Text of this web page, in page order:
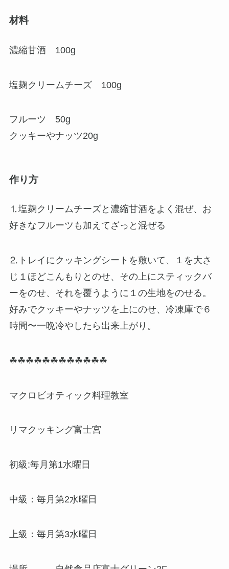
材料
濃縮甘酒 100g
塩麹クリームチーズ 100g
フルーツ 50g
クッキーやナッツ20g
作り方
⒈塩麹クリームチーズと濃縮甘酒をよく混ぜ、お
好きなフルーツも加えてざっと混ぜる
⒉トレイにクッキングシートを敷いて、１を大さ
じ１ほどこんもりとのせ、その上にスティックバ
ーをのせ、それを覆うように１の生地をのせる。
好みでクッキーやナッツを上にのせ、冷凍庫で６
時間〜一晩冷やしたら出来上がり。
☘☘☘☘☘☘☘☘☘☘☘☘
マクロビオティック料理教室
リマクッキング富士宮
初級:毎月第1水曜日
中級：毎月第2水曜日
上級：毎月第3水曜日